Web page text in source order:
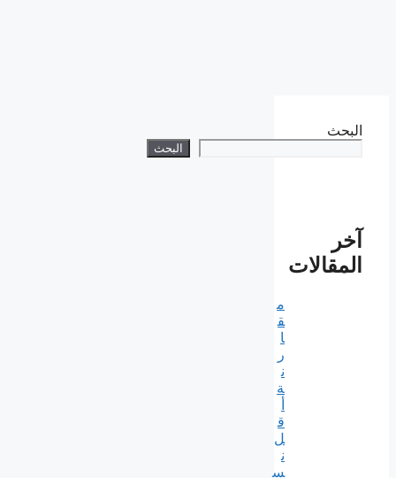
البحث
البحث
آخر
المقالات
م
ق
ا
ر
ن
ة
ق
ل
ن
س